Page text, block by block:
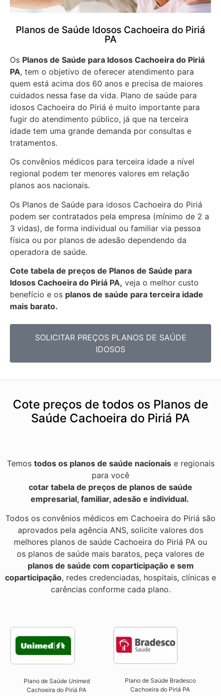
Planos de Saúde Idosos Cachoeira do Piriá
PA
Os Planos de Saúde para Idosos Cachoeira do Piriá
PA, tem o objetivo de oferecer atendimento para
quem está acima dos 60 anos e precisa de maiores
cuidados nessa fase da vida. Plano de saúde para
idosos Cachoeira do Piriá é muito importante para
fugir do atendimento público, já que na terceira
idade tem uma grande demanda por consultas e
tratamentos.
Os convênios médicos para terceira idade a nível
regional podem ter menores valores em relação
planos aos nacionais.
Os Planos de Saúde para idosos Cachoeira do Piriá
podem ser contratados pela empresa (mínimo de 2 a
3 vidas), de forma individual ou familiar via pessoa
física ou por planos de adesão dependendo da
operadora de saúde.
Cote tabela de preços de Planos de Saúde para
Idosos Cachoeira do Piriá PA, veja o melhor custo
benefício e os planos de saúde para terceira idade
mais barato.
SOLICITAR PREÇOS PLANOS DE SAÚDE
IDOSOS
Cote preços de todos os Planos de
Saúde Cachoeira do Piriá PA
Temos todos os planos de saúde nacionaise regionais
para você
cotar tabela de preços de planos de saúde
empresarial, familiar, adesão e individual.
Todos os convênios médicos em Cachoeira do Piriá são
aprovados pela agência ANS, solicite valores dos
melhores planos de saúde Cachoeira do Piriá PA ou
os planos de saúde mais baratos, peça valores de
planos de saúde com coparticipação e sem
coparticipação, redes credenciadas, hospitais, clínicas e
carências conforme cada plano.
Plano de Saúde Unimed
Cachoeira do Piriá PA
Plano de Saúde Bradesco
Cachoeira do Piriá PA